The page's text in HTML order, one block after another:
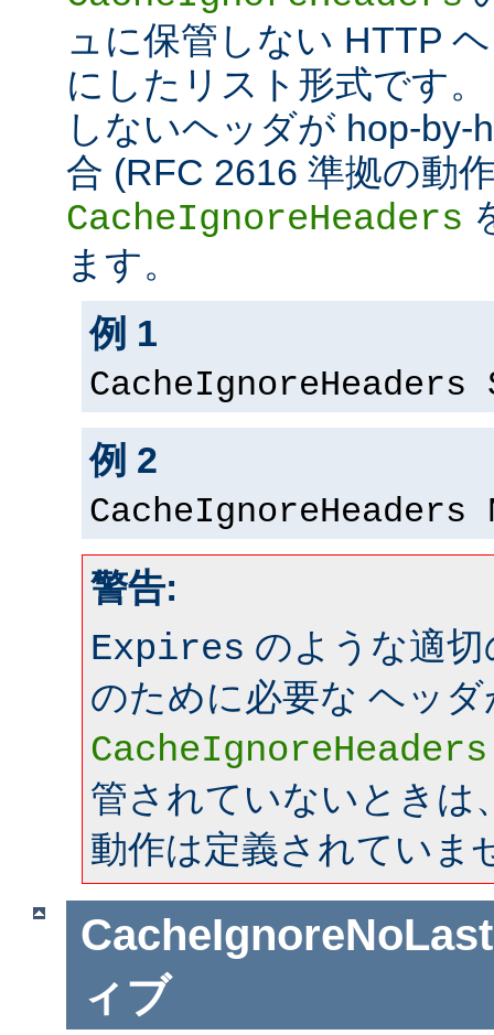
ュに保管しない HTTP
にしたリスト形式です
しないヘッダが hop-by-
合 (RFC 2616 準拠の動
CacheIgnoreHeaders
ます。
例 1
CacheIgnoreHeaders
例 2
CacheIgnoreHeaders
警告:
Expires のような適
のために必要な ヘッダ
CacheIgnoreHeaders
管されていないときは
動作は定義されていま
ィブ